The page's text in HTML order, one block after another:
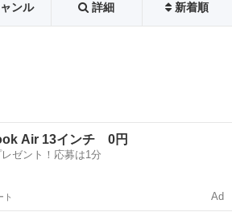
ンル 詳細 新着順
Air 13インチ 0円
ゼント！応募は1分
ト Ad